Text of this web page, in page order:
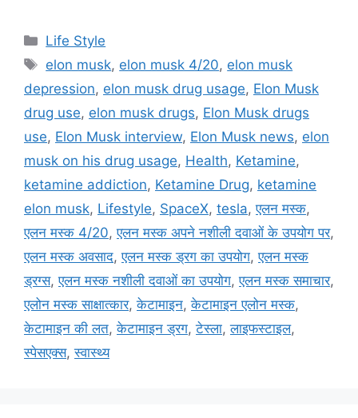
C
e
g
o
r
s
Life Style
T
s
elon musk, elon musk 4/20, elon musk
depression, elon musk drug usage, Elon Musk
drug use, elon musk drugs, Elon Musk drugs
use, Elon Musk interview, Elon Musk news, elon
musk on his drug usage, Health, Ketamine,
ketamine addiction, Ketamine Drug, ketamine
elon musk, Lifestyle, SpaceX, tesla,एलन मस्क,
एलन मस्क 4/20,एलन मस्क अपने नशीली दवाओं के उपयोग पर,
एलन मस्क अवसाद,एलन मस्क ड्रग का उपयोग,एलन मस्क
ड्रग्स,एलन मस्क नशीली दवाओं का उपयोग,एलन मस्क समाचार,
एलोन मस्क साक्षात्कार,केटामाइन,केटामाइन एलोन मस्क,
केटामाइन की लत,केटामाइन ड्रग,टेस्ला,लाइफस्टाइल,
स्पेसएक्स,स्वास्थ्य